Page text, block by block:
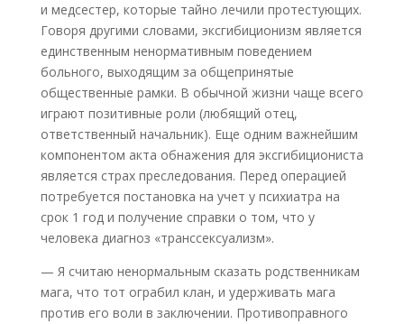
и медсестер, которые тайно лечили протестующих.
Говоря другими словами, эксгибиционизм является
единственным ненормативным поведением
больного, выходящим за общепринятые
общественные рамки. В обычной жизни чаще всего
играют позитивные роли (любящий отец,
ответственный начальник). Еще одним важнейшим
компонентом акта обнажения для эксгибициониста
является страх преследования. Перед операцией
потребуется постановка на учет у психиатра на
срок 1 год и получение справки о том, что у
человека диагноз «транссексуализм».
— Я считаю ненормальным сказать родственникам
мага, что тот ограбил клан, и удерживать мага
против его воли в заключении. Противоправного